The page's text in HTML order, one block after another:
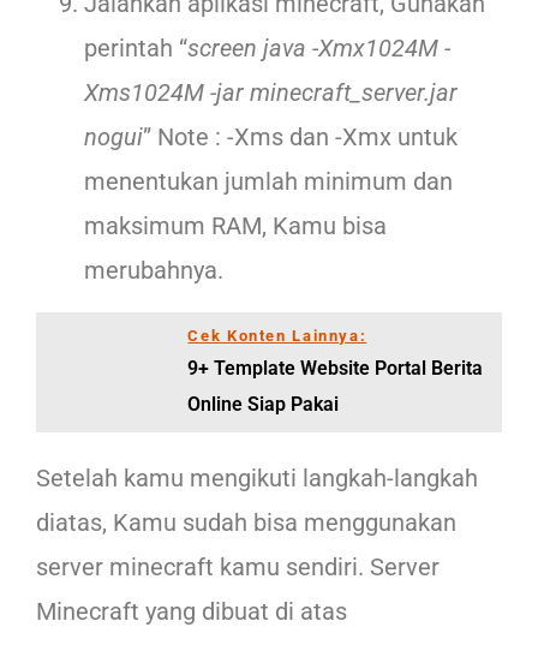
perintah “screen java -Xmx1024M -
Xms1024M -jar minecraft_server.jar
nogui” Note : -Xms dan -Xmx untuk
menentukan jumlah minimum dan
maksimum RAM, Kamu bisa
merubahnya.
Cek Konten Lainnya:
9+ Template Website Portal Berita
Online Siap Pakai
Setelah kamu mengikuti langkah-langkah
diatas, Kamu sudah bisa menggunakan
server minecraft kamu sendiri. Server
Minecraft yang dibuat di atas